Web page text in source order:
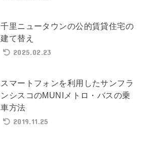
千里ニュータウンの公的賃貸住宅の
建て替え
2025.02.23
スマートフォンを利用したサンフラ
ンシスコのMUNIメトロ・バスの乗
車方法
2019.11.25